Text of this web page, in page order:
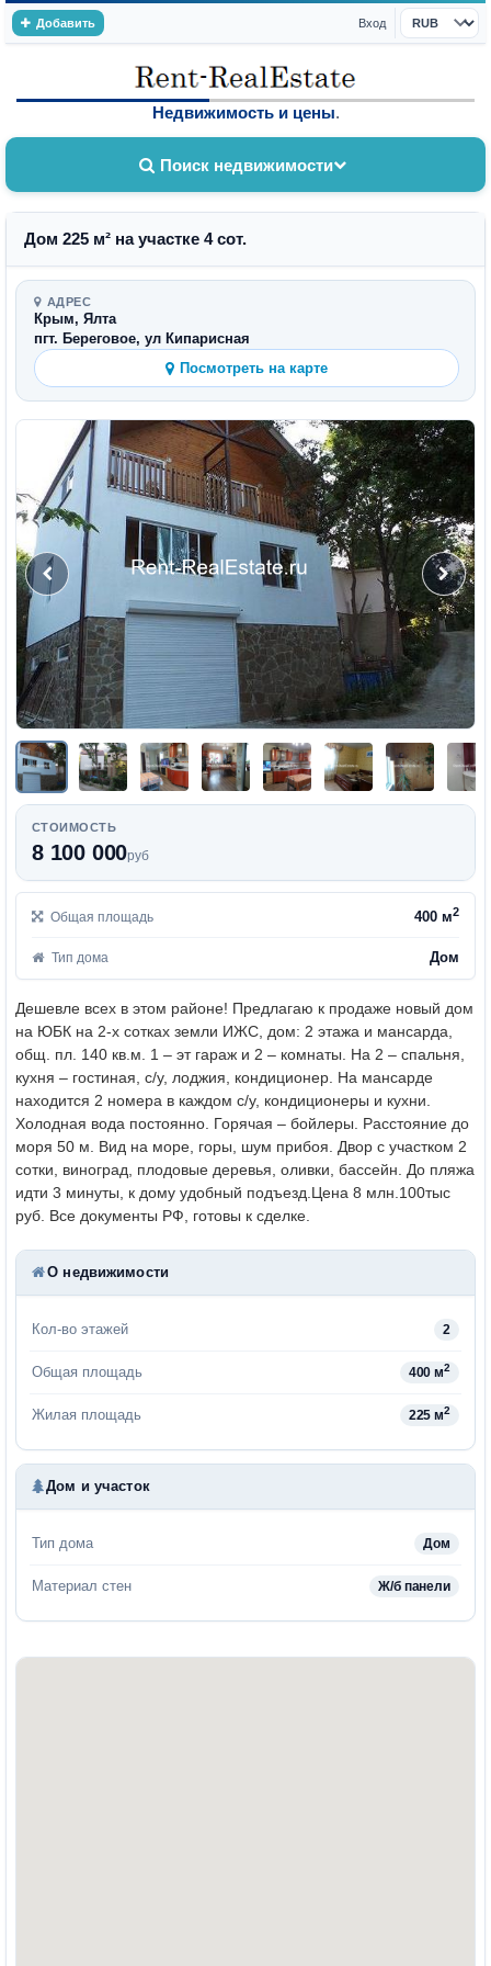
Добавить Вход
Валюта
Недвижимость и цены.
Поиск недвижимости
Дом 225 м² на участке 4 сот.
АДРЕС
Крым, Ялта
пгт. Береговое, ул Кипарисная
Посмотреть на карте
СТОИМОСТЬ
8 100 000руб
Общая площадь 400 м2
Тип дома Дом
Дешевле всех в этом районе! Предлагаю к продаже новый дом
на ЮБК на 2-х сотках земли ИЖС, дом: 2 этажа и мансарда,
общ. пл. 140 кв.м. 1 – эт гараж и 2 – комнаты. На 2 – спальня,
кухня – гостиная, с/у, лоджия, кондиционер. На мансарде
находится 2 номера в каждом с/у, кондиционеры и кухни.
Холодная вода постоянно. Горячая – бойлеры. Расстояние до
моря 50 м. Вид на море, горы, шум прибоя. Двор с участком 2
сотки, виноград, плодовые деревья, оливки, бассейн. До пляжа
идти 3 минуты, к дому удобный подъезд. Цена 8 млн.100тыс
руб. Все документы РФ, готовы к сделке.
О недвижимости
Кол-во этажей 2
Общая площадь 400 м2
Жилая площадь 225 м2
Дом и участок
Тип дома Дом
Материал стен Ж/б панели